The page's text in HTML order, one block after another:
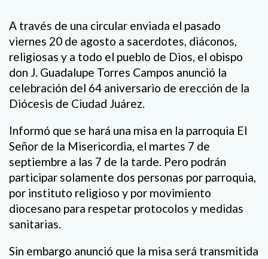
A través de una circular enviada el pasado
viernes 20 de agosto a sacerdotes, diáconos,
religiosas y a todo el pueblo de Dios, el obispo
don J. Guadalupe Torres Campos anunció la
celebración del 64 aniversario de erección de la
Diócesis de Ciudad Juárez.
Informó que se hará una misa en la parroquia El
Señor de la Misericordia, el martes 7 de
septiembre a las 7 de la tarde. Pero podrán
participar solamente dos personas por parroquia,
por instituto religioso y por movimiento
diocesano para respetar protocolos y medidas
sanitarias.
Sin embargo anunció que la misa será transmitida